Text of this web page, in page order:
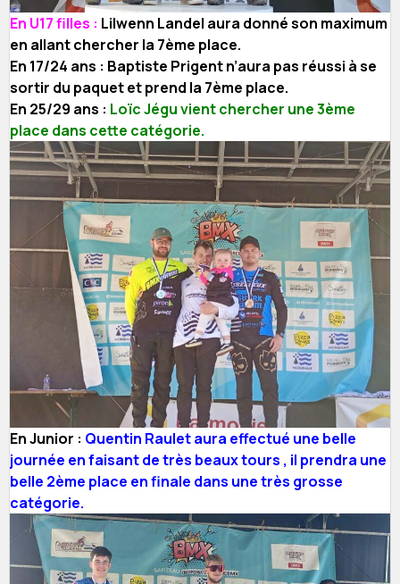
En U17 filles : Lilwenn Landel aura donné son maximum
en allant chercher la 7ème place.
En 17/24 ans : Baptiste Prigent n’aura pas réussi à se
sortir du paquet et prend la 7ème place.
En 25/29 ans : Loïc Jégu vient chercher une 3ème
place dans cette catégorie.
En Junior : Quentin Raulet aura effectué une belle
journée en faisant de très beaux tours , il prendra une
belle 2ème place en finale dans une très grosse
catégorie.